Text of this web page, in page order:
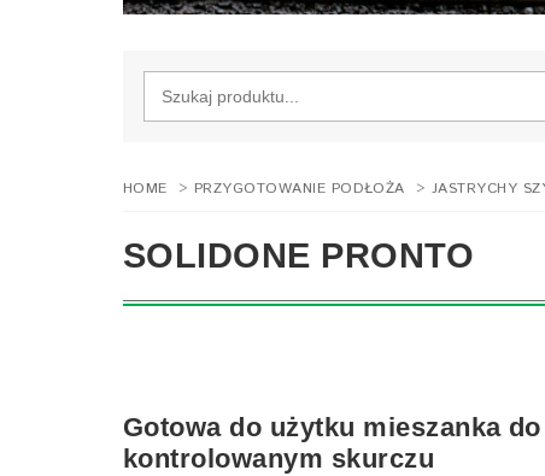
HOME > PRZYGOTOWANIE PODŁOŻA > JASTRYCHY
SOLIDONE PRONTO
Gotowa do użytku mieszanka
kontrolowanym skurczu